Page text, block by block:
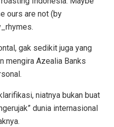
ours are not (by
gak sedikit juga yang
mengira Azealia Banks
niatnya bukan buat
dunia internasional